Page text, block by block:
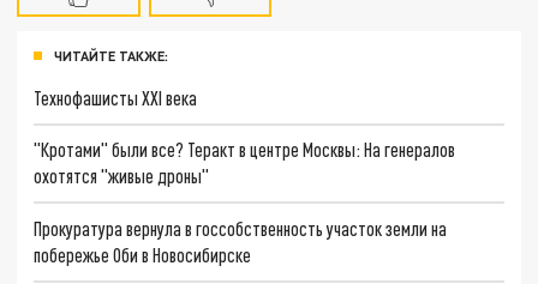
ЧИТАЙТЕ ТАКЖЕ:
Технофашисты XXI века
"Кротами" были все? Теракт в центре Москвы: На генералов
охотятся "живые дроны"
Прокуратура вернула в госсобственность участок земли на
побережье Оби в Новосибирске